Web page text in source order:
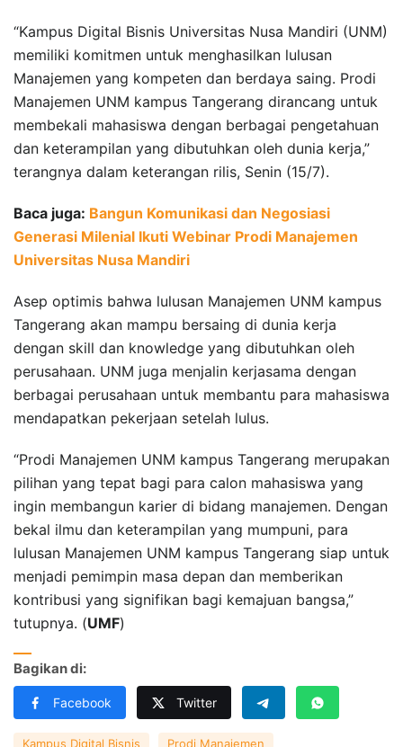
“Kampus Digital Bisnis Universitas Nusa Mandiri (UNM)
memiliki komitmen untuk menghasilkan lulusan
Manajemen yang kompeten dan berdaya saing. Prodi
Manajemen UNM kampus Tangerang dirancang untuk
membekali mahasiswa dengan berbagai pengetahuan
dan keterampilan yang dibutuhkan oleh dunia kerja,”
terangnya dalam keterangan rilis, Senin (15/7).
Baca juga: Bangun Komunikasi dan Negosiasi
Generasi Milenial Ikuti Webinar Prodi Manajemen
Universitas Nusa Mandiri
Asep optimis bahwa lulusan Manajemen UNM kampus
Tangerang akan mampu bersaing di dunia kerja
dengan skill dan knowledge yang dibutuhkan oleh
perusahaan. UNM juga menjalin kerjasama dengan
berbagai perusahaan untuk membantu para mahasiswa
mendapatkan pekerjaan setelah lulus.
“Prodi Manajemen UNM kampus Tangerang merupakan
pilihan yang tepat bagi para calon mahasiswa yang
ingin membangun karier di bidang manajemen. Dengan
bekal ilmu dan keterampilan yang mumpuni, para
lulusan Manajemen UNM kampus Tangerang siap untuk
menjadi pemimpin masa depan dan memberikan
kontribusi yang signifikan bagi kemajuan bangsa,”
tutupnya. (UMF)
Bagikan di:
Facebook Twitter
Kampus Digital Bisnis Prodi Manajemen